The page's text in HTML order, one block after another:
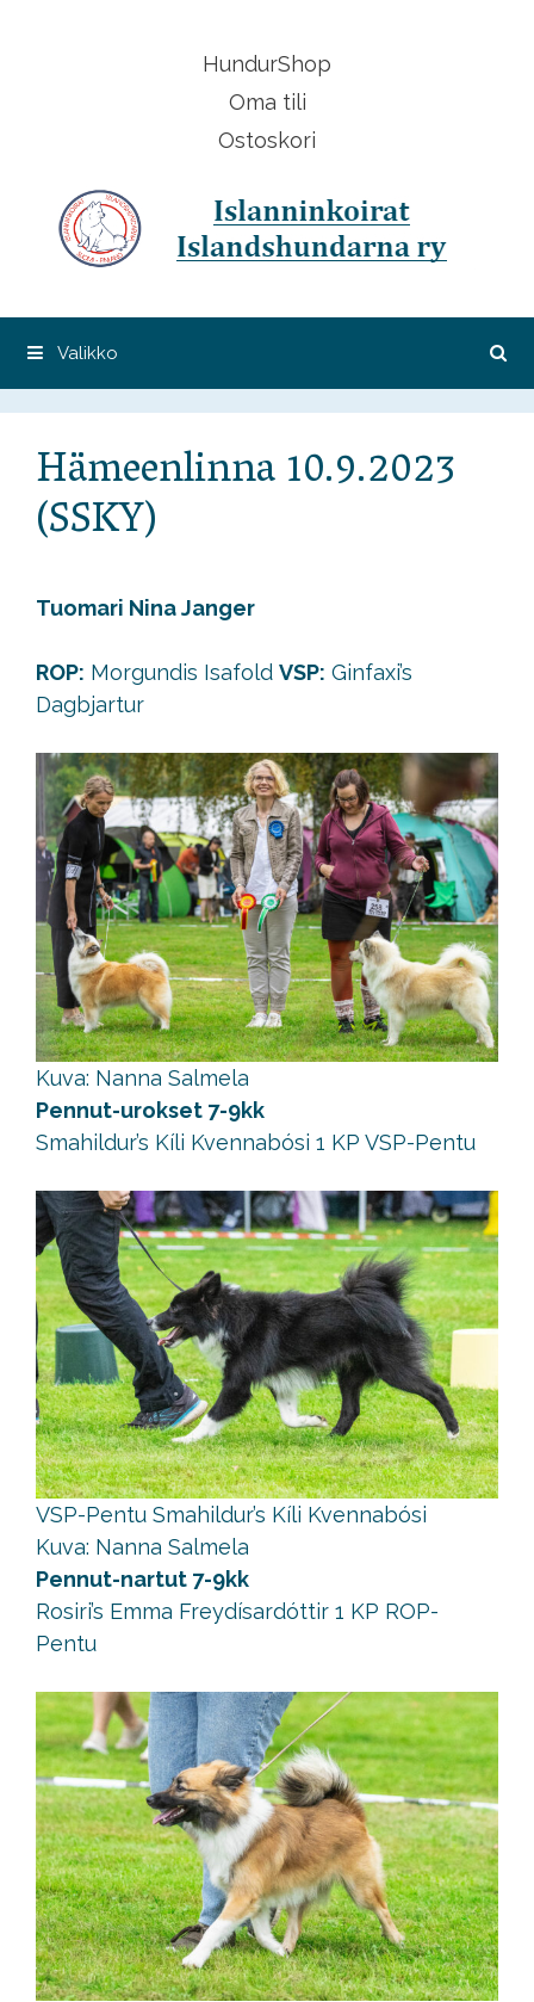
HundurShop
Oma tili
Ostoskori
Valikko
Hämeenlinna 10.9.2023
(SSKY)
Tuomari Nina Janger
ROP: Morgundis Isafold VSP: Ginfaxi’s
Dagbjartur
Kuva: Nanna Salmela
Pennut-urokset 7-9kk
Smahildur’s Kíli Kvennabósi 1 KP VSP-Pentu
VSP-Pentu Smahildur’s Kíli Kvennabósi
Kuva: Nanna Salmela
Pennut-nartut 7-9kk
Rosiri’s Emma Freydísardóttir 1 KP ROP-
Pentu